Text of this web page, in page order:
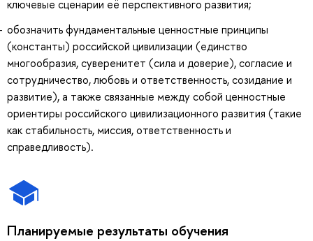
ключевые сценарии её перспективного развития;
обозначить фундаментальные ценностные принципы
(константы) российской цивилизации (единство
многообразия, суверенитет (сила и доверие), согласие и
сотрудничество, любовь и ответственность, созидание и
развитие), а также связанные между собой ценностные
ориентиры российского цивилизационного развития (такие
как стабильность, миссия, ответственность и
справедливость).
Планируемые результаты обучения